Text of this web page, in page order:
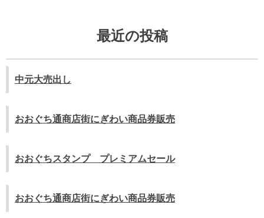
最近の投稿
中元大売出し
おおぐち通商店街にぎわい商品券販売
おおぐちスタンプ プレミアムセール
おおぐち通商店街にぎわい商品券販売